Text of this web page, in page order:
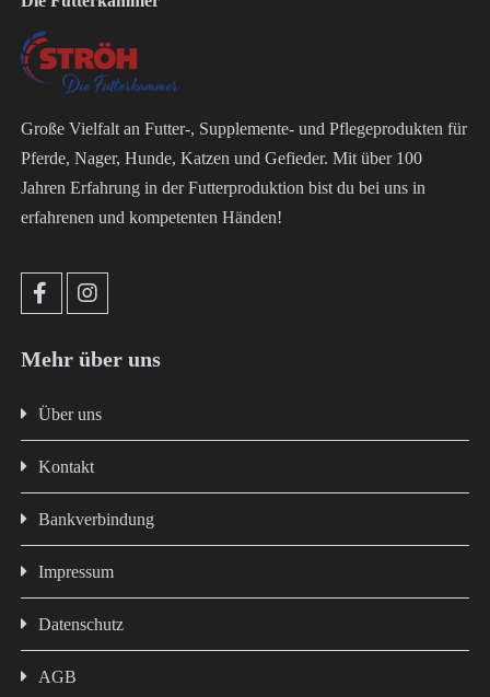
Große Vielfalt an Futter-, Supplemente- und Pflegeprodukten für
Pferde, Nager, Hunde, Katzen und Gefieder. Mit über 100
Jahren Erfahrung in der Futterproduktion bist du bei uns in
erfahrenen und kompetenten Händen!
Mehr über uns
Über uns
Kontakt
Bankverbindung
Impressum
Datenschutz
AGB